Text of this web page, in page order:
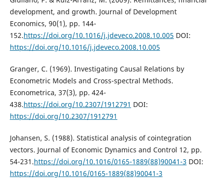
development, and growth. Journal of Development
Economics, 90(1), pp. 144-
152.https://doi.org/10.1016/j.jdeveco.2008.10.005 DOI:
https://doi.org/10.1016/j.jdeveco.2008.10.005
Granger, C. (1969). Investigating Causal Relations by
Econometric Models and Cross-spectral Methods.
Econometrica, 37(3), pp. 424-
438.https://doi.org/10.2307/1912791 DOI:
https://doi.org/10.2307/1912791
Johansen, S. (1988). Statistical analysis of cointegration
vectors. Journal of Economic Dynamics and Control 12, pp.
54-231.https://doi.org/10.1016/0165-1889(88)90041-3 DOI:
https://doi.org/10.1016/0165-1889(88)90041-3